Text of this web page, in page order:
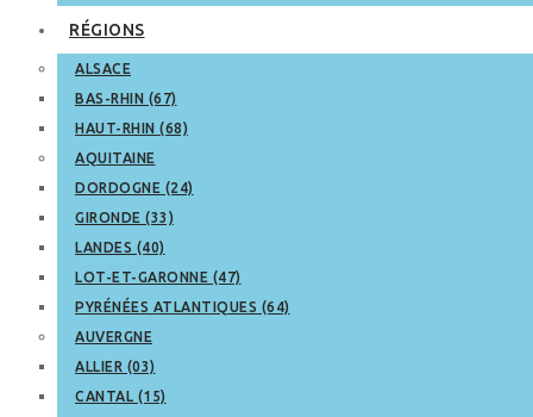
RÉGIONS
ALSACE
BAS-RHIN (67)
HAUT-RHIN (68)
AQUITAINE
DORDOGNE (24)
GIRONDE (33)
LANDES (40)
LOT-ET-GARONNE (47)
PYRÉNÉES ATLANTIQUES (64)
AUVERGNE
ALLIER (03)
CANTAL (15)